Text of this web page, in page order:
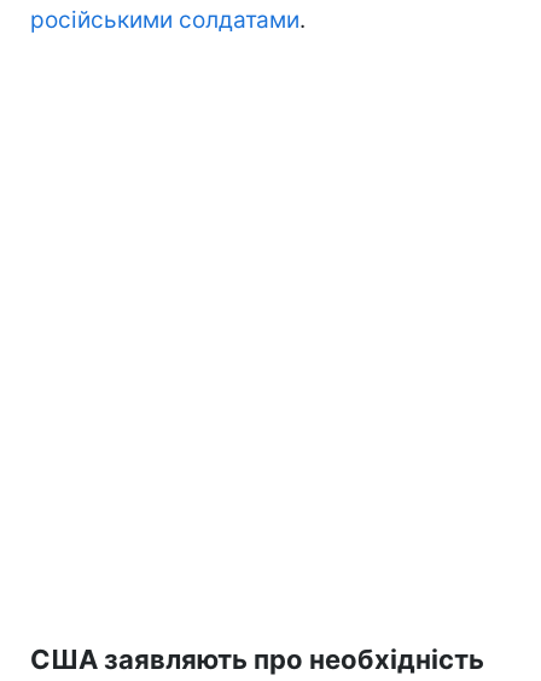
російськими солдатами.
США заявляють про необхідність